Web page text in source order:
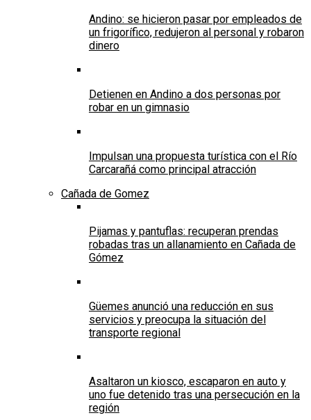
Andino: se hicieron pasar por empleados de
un frigorífico, redujeron al personal y robaron
dinero
Detienen en Andino a dos personas por
robar en un gimnasio
Impulsan una propuesta turística con el Río
Carcarañá como principal atracción
Cañada de Gomez
Pijamas y pantuflas: recuperan prendas
robadas tras un allanamiento en Cañada de
Gómez
Güemes anunció una reducción en sus
servicios y preocupa la situación del
transporte regional
Asaltaron un kiosco, escaparon en auto y
uno fue detenido tras una persecución en la
región